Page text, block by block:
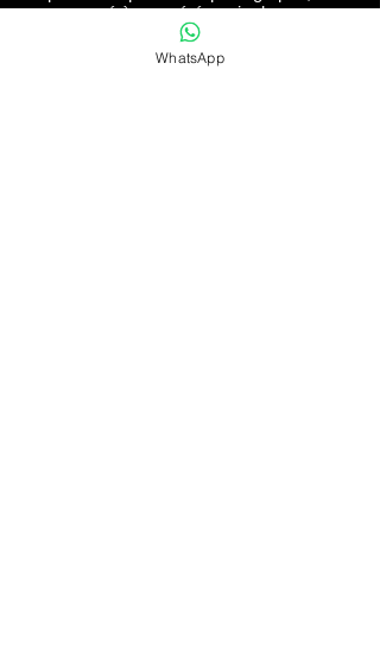
comparé à une cérémonie de
mariage civil. Par conséquent, il est
important de choisir un photographe
qui a déjà photographié plusieurs
WhatsApp